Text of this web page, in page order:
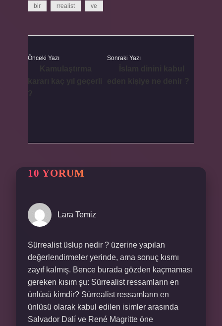
bir rrealist ve
Önceki Yazı Sonraki Yazı
10 YORUM
Lara Temiz
Sürrealist üslup nedir ? üzerine yapılan
değerlendirmeler yerinde, ama sonuç kısmı
zayıf kalmış. Bence burada gözden kaçmaması
gereken kısım şu: Sürrealist ressamların en
ünlüsü kimdir? Sürrealist ressamların en
ünlüsü olarak kabul edilen isimler arasında
Salvador Dalí ve René Magritte öne